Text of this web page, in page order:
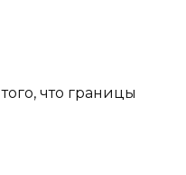
что границы